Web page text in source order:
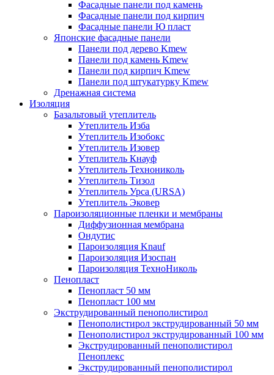
Фасадные панели под камень
Фасадные панели под кирпич
Фасадные панели Ю пласт
Японские фасадные панели
Панели под дерево Kmew
Панели под камень Kmew
Панели под кирпич Kmew
Панели под штукатурку Kmew
Дренажная система
Изоляция
Базальтовый утеплитель
Утеплитель Изба
Утеплитель Изобокс
Утеплитель Изовер
Утеплитель Кнауф
Утеплитель Технониколь
Утеплитель Тизол
Утеплитель Урса (URSA)
Утеплитель Эковер
Пароизоляционные пленки и мембраны
Диффузионная мембрана
Ондутис
Пароизоляция Knauf
Пароизоляция Изоспан
Пароизоляция ТехноНиколь
Пенопласт
Пенопласт 50 мм
Пенопласт 100 мм
Экструдированный пенополистирол
Пенополистирол экструдированный 50 мм
Пенополистирол экструдированный 100 мм
Экструдированный пенополистирол
Пеноплекс
Экструдированный пенополистирол